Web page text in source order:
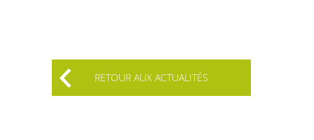
RETOUR AUX ACTUALITÉS